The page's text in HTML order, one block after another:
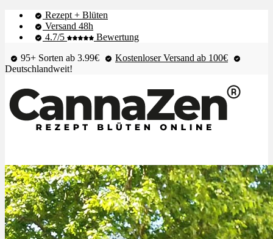
Rezept + Blüten
Versand 48h
4.7/5
Bewertung
95+ Sorten ab 3.99€
Kostenloser Versand ab 100€
Deutschlandweit!
Shop & Live-Bestand
Blüten